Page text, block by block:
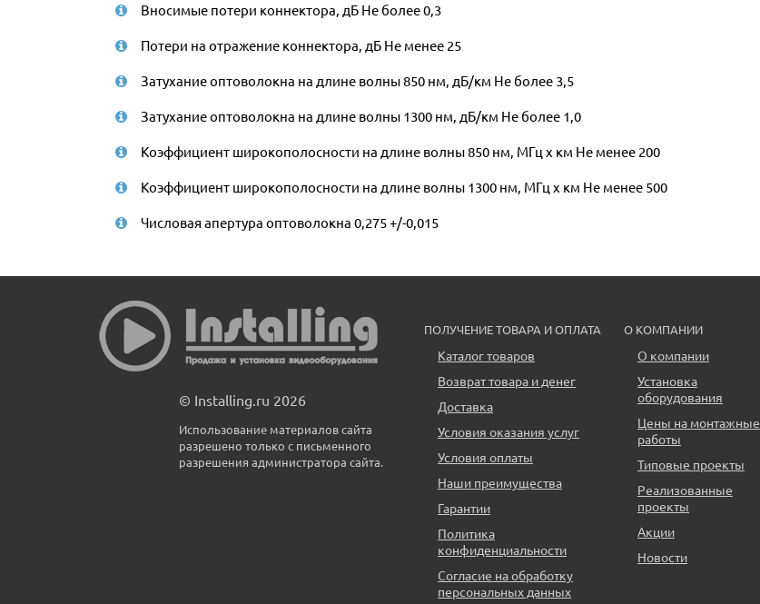
Вносимые потери коннектора, дБ Не более 0,3
Потери на отражение коннектора, дБ Не менее 25
Затухание оптоволокна на длине волны 850 нм, дБ/км Не более 3,5
Затухание оптоволокна на длине волны 1300 нм, дБ/км Не более 1,0
Коэффициент широкополосности на длине волны 850 нм, МГц x км Не менее 200
Коэффициент широкополосности на длине волны 1300 нм, МГц x км Не менее 500
Числовая апертура оптоволокна 0,275 +/-0,015
© Installing.ru 2026
Использование материалов сайта
разрешено только с письменного
разрешения администратора сайта.
ПОЛУЧЕНИЕ ТОВАРА И ОПЛАТА
Каталог товаров
Возврат товара и денег
Доставка
Условия оказания услуг
Условия оплаты
Наши преимущества
Гарантии
Политика
конфиденциальности
Согласие на обработку
персональных данных
О КОМПАНИИ
О компании
Установка
оборудования
Цены на монтажные
работы
Типовые проекты
Реализованные
проекты
Акции
Новости